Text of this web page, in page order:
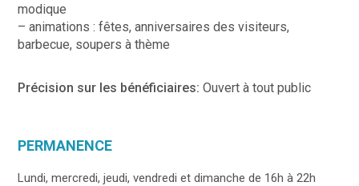
modique
– animations : fêtes, anniversaires des visiteurs,
barbecue, soupers à thème
Précision sur les bénéficiaires:Ouvert à tout public
PERMANENCE
Lundi, mercredi, jeudi, vendredi et dimanche de 16h à 22h